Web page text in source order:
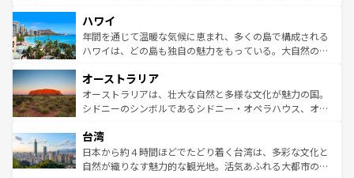
ば市内交通費無料で観光を楽しむこともできる。 なお、新
着のスイス情報はコンテンツ一覧 を参照してほしい。
のような巨大都市は、観光、ショッピング、エンターテイ
ンメントが詰まった刺激的なスポットだ。一方、アメリカ
西部には大自然が広がり、グランドキャニオンやイエロー
部のニューオーリンズでは、音楽と美食が融合した独特の
文化が魅力。旅行者はアメリカの各地域で異なる魅力を楽
しみながら、その多様性と豊かな歴史を感じることができ
ならではの贅沢な旅のスタイルだ。 なお、新着のアメリカ
情報はコンテンツ一覧を参照してほしい。
ハワイ
年間を通じて温暖な気候に恵まれ、多くの島で構成される
ハワイは、どの島も独自の魅力をもっている。大自然の神
ワイ島は見逃せない。また、定番の観光地といえばオアフ
島だが、静かな自然を求めるならマウイ島やカウアイ島が
おすすめ。エメラルドグリーンに輝く海をはじめ、豊かな
れるおもてなしの心で訪れる人々を迎えてくれるハワイの
人々、おいしいローカルフードやハワイアンミュージッ
ク、伝統的なフラダンスなど、すべてがハワイの魅力を彩
オーストラリア
オーストラリアは、壮大な自然と多様な文化が魅力の国。
シドニーのシンボルであるシドニー・オペラハウス、オー
リアリーフや大陸中央部にそびえるウルル（エアーズロッ
ク）、タスマニアの美しい原生林やケアンズの熱帯雨林な
ど、見どころがたくさん。また、カフェやワイン、オージ
台湾
日本から約４時間ほどでたどり着く台湾は、多彩な文化と
自然が織りなす魅力的な観光地。活気あふれる大都市の台